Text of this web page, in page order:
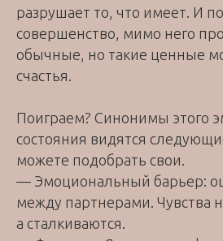
разрушает то, что имеет. И
совершенство, мимо него
обычные, но такие ценные
счастья.
Поиграем? Синонимы этого
состояния видятся
можете подобрать свои.
— Эмоциональный барьер:
между партнерами. Чувства
а сталкиваются.